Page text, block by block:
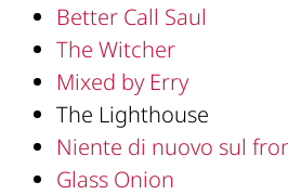
Better Call Saul
The Witcher
Mixed by Erry
The Lighthouse
Niente di nuovo sul
Glass Onion